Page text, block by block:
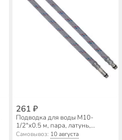
261 ₽
Подводка для воды М10-
1/2"х0.5 м, пара, латунь,
полимер, AquaLine
Самовывоз: 10 августа